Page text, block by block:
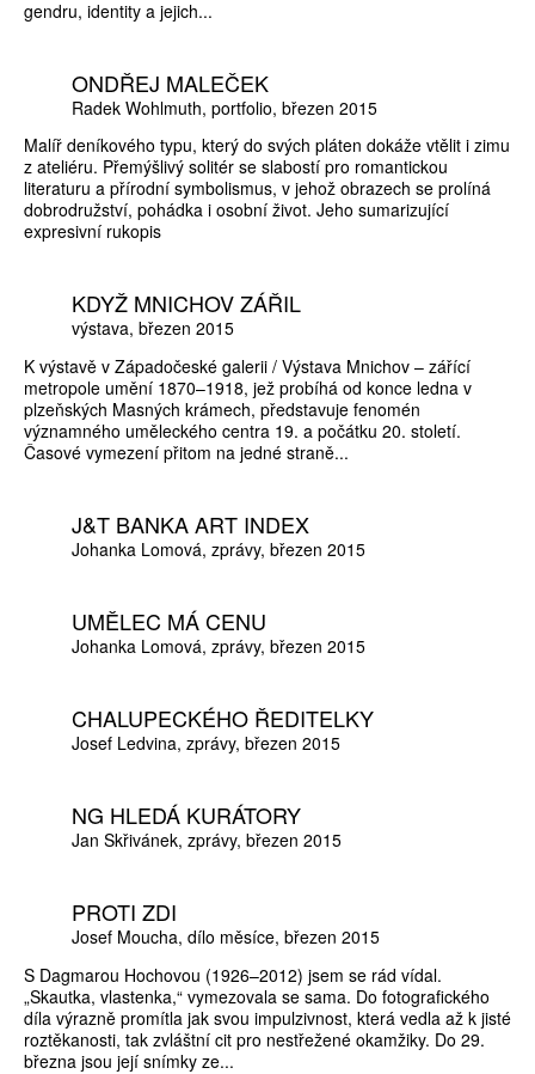
gendru, identity a jejich...
ONDŘEJ MALEČEK
Radek Wohlmuth portfolio březen 2015
Malíř deníkového typu, který do svých pláten dokáže vtělit i zimu
z ateliéru. Přemýšlivý solitér se slabostí pro romantickou
literaturu a přírodní symbolismus, v jehož obrazech se prolíná
dobrodružství, pohádka i osobní život. Jeho sumarizující
expresivní rukopis
KDYŽ MNICHOV ZÁŘIL
výstava březen 2015
K výstavě v Západočeské galerii / Výstava Mnichov – zářící
metropole umění 1870–1918, jež probíhá od konce ledna v
plzeňských Masných krámech, představuje fenomén
významného uměleckého centra 19. a počátku 20. století.
Časové vymezení přitom na jedné straně...
J&T BANKA ART INDEX
Johanka Lomová zprávy březen 2015
UMĚLEC MÁ CENU
Johanka Lomová zprávy březen 2015
CHALUPECKÉHO ŘEDITELKY
Josef Ledvina zprávy březen 2015
NG HLEDÁ KURÁTORY
Jan Skřivánek zprávy březen 2015
PROTI ZDI
Josef Moucha dílo měsíce březen 2015
S Dagmarou Hochovou (1926–2012) jsem se rád vídal.
„Skautka, vlastenka,“ vymezovala se sama. Do fotografického
díla výrazně promítla jak svou impulzivnost, která vedla až k jisté
roztěkanosti, tak zvláštní cit pro nestřežené okamžiky. Do 29.
března jsou její snímky ze...